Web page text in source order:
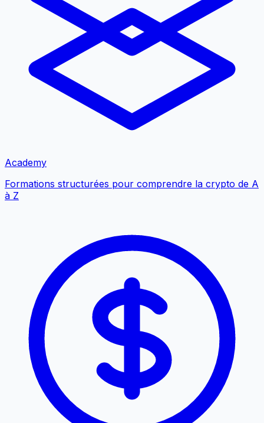
Academy
Formations structurées pour comprendre la crypto de A
à Z